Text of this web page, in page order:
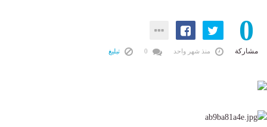
0
مشاركة منذ شهر واحد تبليغ